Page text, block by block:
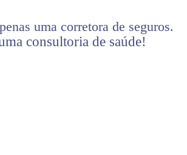
uma corretora de seguros.
consultoria de saúde!